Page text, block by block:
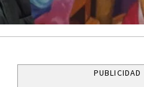
PUBLICIDAD